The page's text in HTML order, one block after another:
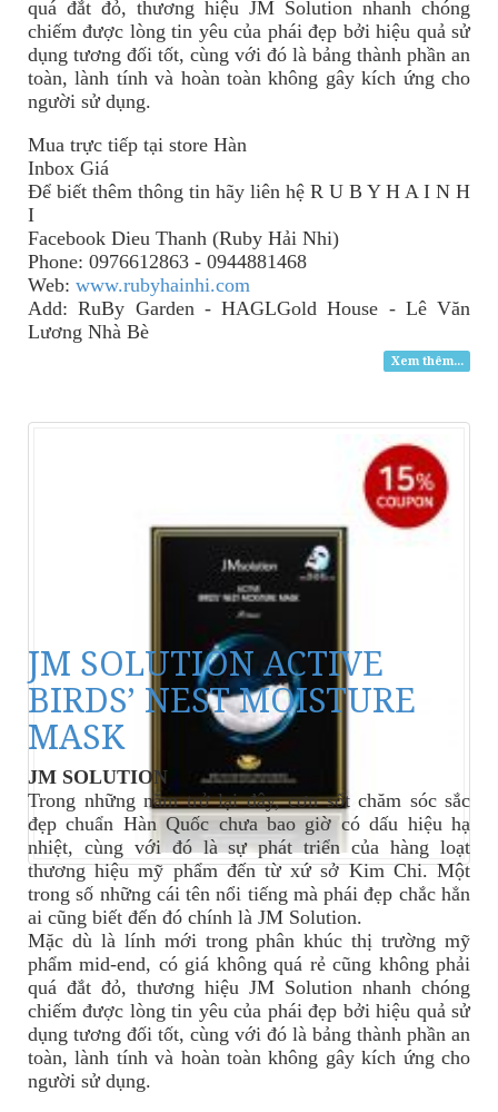
quá đắt đỏ, thương hiệu JM Solution nhanh chóng
chiếm được lòng tin yêu của phái đẹp bởi hiệu quả sử
dụng tương đối tốt, cùng với đó là bảng thành phần an
toàn, lành tính và hoàn toàn không gây kích ứng cho
người sử dụng.
Mua trực tiếp tại store Hàn
Inbox Giá
Để biết thêm thông tin hãy liên hệ R U B Y H A I N H
I
Facebook Dieu Thanh (Ruby Hải Nhi)
Phone: 0976612863 - 0944881468
Web: www.rubyhainhi.com
Add: RuBy Garden - HAGLGold House - Lê Văn
Lương Nhà Bè
Xem thêm...
JM SOLUTION ACTIVE
BIRDS’ NEST MOISTURE
MASK
JM SOLUTION
Trong những năm trở lại đây, cơn sốt chăm sóc sắc
đẹp chuẩn Hàn Quốc chưa bao giờ có dấu hiệu hạ
nhiệt, cùng với đó là sự phát triển của hàng loạt
thương hiệu mỹ phẩm đến từ xứ sở Kim Chi. Một
trong số những cái tên nổi tiếng mà phái đẹp chắc hẳn
ai cũng biết đến đó chính là JM Solution.
Mặc dù là lính mới trong phân khúc thị trường mỹ
phẩm mid-end, có giá không quá rẻ cũng không phải
quá đắt đỏ, thương hiệu JM Solution nhanh chóng
chiếm được lòng tin yêu của phái đẹp bởi hiệu quả sử
dụng tương đối tốt, cùng với đó là bảng thành phần an
toàn, lành tính và hoàn toàn không gây kích ứng cho
người sử dụng.